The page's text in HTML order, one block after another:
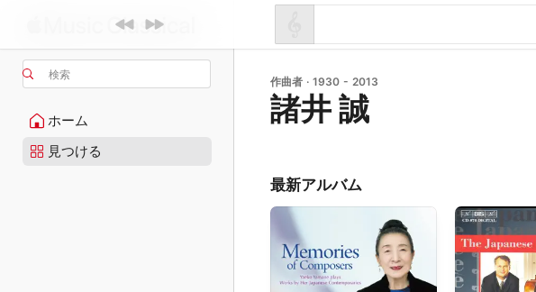
検索
ホーム
見つける
作曲者 · 1930 - 2013
諸井 誠
最新アルバム